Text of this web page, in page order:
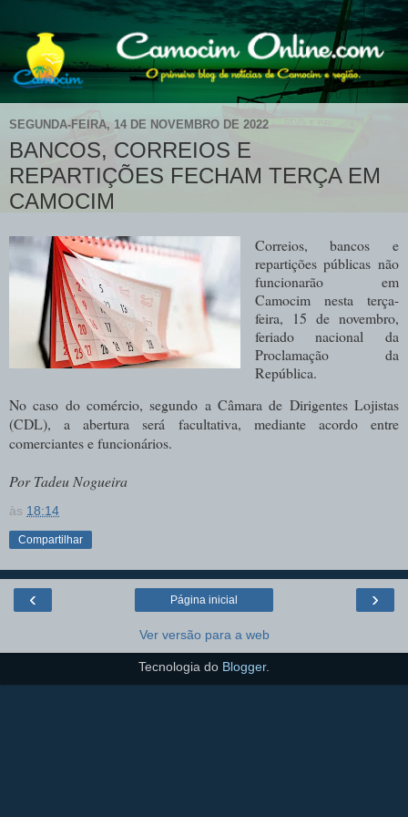
SEGUNDA-FEIRA, 14 DE NOVEMBRO DE 2022
BANCOS, CORREIOS E
REPARTIÇÕES FECHAM TERÇA EM
CAMOCIM
Correios, bancos e
repartições públicas não
funcionarão em
Camocim nesta terça-
feira, 15 de novembro,
feriado nacional da
Proclamação da
República.
No caso do comércio, segundo a Câmara de Dirigentes Lojistas
(CDL), a abertura será facultativa, mediante acordo entre
comerciantes e funcionários.
Por Tadeu Nogueira
às 18:14
Compartilhar
‹ ›
Página inicial
Ver versão para a web
Tecnologia do Blogger.